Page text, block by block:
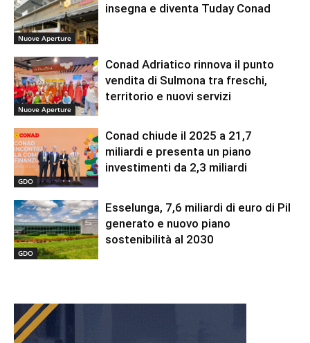
Nuove Aperture
insegna e diventa Tuday Conad
Nuove Aperture
Conad Adriatico rinnova il punto
vendita di Sulmona tra freschi,
territorio e nuovi servizi
GDO
Conad chiude il 2025 a 21,7
miliardi e presenta un piano
investimenti da 2,3 miliardi
GDO
Esselunga, 7,6 miliardi di euro di Pil
generato e nuovo piano
sostenibilità al 2030